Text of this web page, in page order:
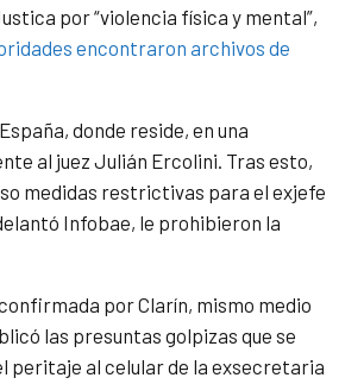
por “violencia física y mental”,
encontraron archivos de
donde reside, en una
al juez Julián Ercolini. Tras esto,
medidas restrictivas para el exjefe
Infobae, le prohibieron la
por Clarín, mismo medio
las presuntas golpizas que se
peritaje al celular de la exsecretaria